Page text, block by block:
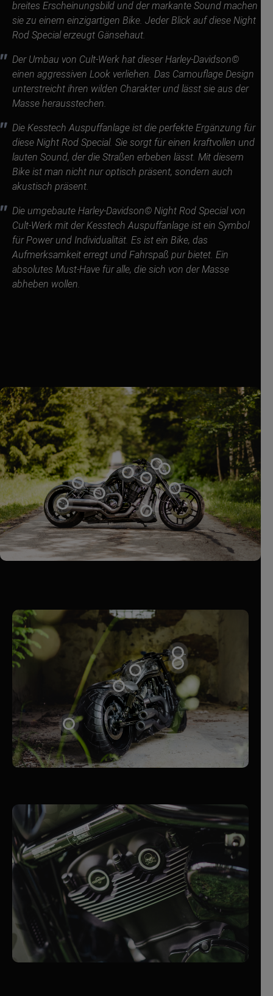
breites Erscheinungsbild und der markante Sound machen
sie zu einem einzigartigen Bike. Jeder Blick auf diese Night
Rod Special erzeugt Gänsehaut.
Der Umbau von Cult-Werk hat dieser Harley-Davidson©
einen aggressiven Look verliehen. Das Camouflage Design
unterstreicht ihren wilden Charakter und lässt sie aus der
Masse herausstechen.
Die Kesstech Auspuffanlage ist die perfekte Ergänzung für
diese Night Rod Special. Sie sorgt für einen kraftvollen und
lauten Sound, der die Straßen erbeben lässt. Mit diesem
Bike ist man nicht nur optisch präsent, sondern auch
akustisch präsent.
Die umgebaute Harley-Davidson© Night Rod Special von
Cult-Werk mit der Kesstech Auspuffanlage ist ein Symbol
für Power und Individualität. Es ist ein Bike, das
Aufmerksamkeit erregt und Fahrspaß pur bietet. Ein
absolutes Must-Have für alle, die sich von der Masse
abheben wollen.